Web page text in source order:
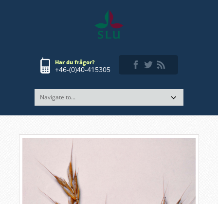
Har du frågor?
+46-(0)40-415305